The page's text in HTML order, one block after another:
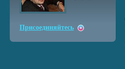
Присоединяйтесь